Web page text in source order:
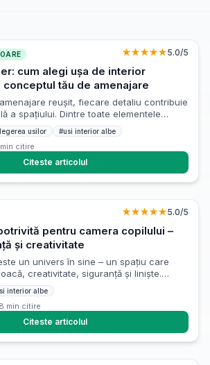
★★★★★5.0/5
cum alegi ușa de interior
tău de amenajare
reușit, fiecare detaliu contribuie
a spațiului. Dintre toate elementele
interior este adesea subestimată, deși
percepția proporțiilor, continuitatea
acustic al locuinței. Alegerea ei nu
final”, ci integrată încă din faza de
stilul, fluxul […]
usilor #usi interior albe
min citire
Citeste articolul
★★★★★5.0/5
pentru camera copilului –
și creativitate
un univers în sine – un spațiu care
creativitate, siguranță și liniște.
acest loc special, fiecare detaliu
ușii potrivite poate avea un impact
Nu vorbim doar despre un element
un partener de încredere în viața […]
interior albe
8 min citire
Citeste articolul